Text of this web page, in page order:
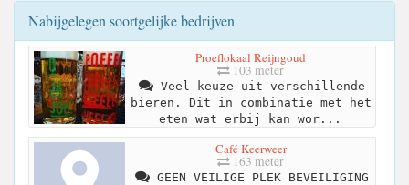
Nabijgelegen soortgelijke bedrijven
Proeflokaal Reijngoud
103 meter
Veel keuze uit verschillende
bieren. Dit in combinatie met het
eten wat erbij kan wor...
Café Keerweer
163 meter
GEEN VEILIGE PLEK BEVEILIGING